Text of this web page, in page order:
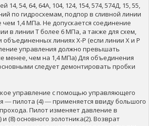
14, 54, 64, 64А, 104, 124, 154, 574, 574Д, 15, 55,
по гидросхемам, подпор в сливной линии
1,4 МПа. Не допускается соединение
в линии Т более 6 МПа, а также для схем,
линиях Х-Р (если линии X и Р
управления должно превышать
менее, чем на 1,4 МПа) Для объединения
следует демонтировать пробки
управление с помощью управляющего
― пилота (4) ― применяется ввиду большого
Пилот изменяет давление в
(8) основного золотника(2). Возврат